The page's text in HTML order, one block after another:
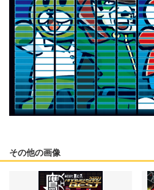
その他の画像